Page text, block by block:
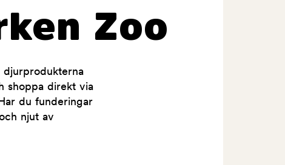
Zoo
djurprodukterna
shoppa direkt via
du funderingar
njut av